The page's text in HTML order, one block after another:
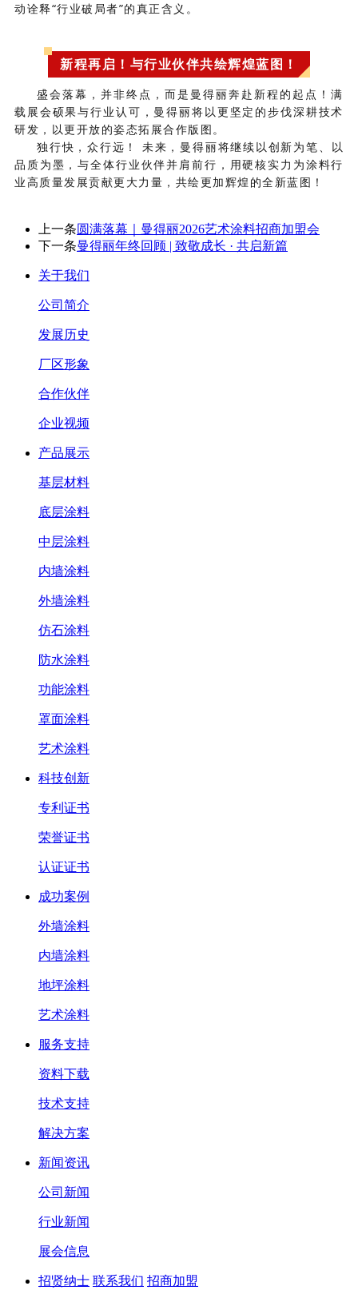
动诠释“行业破局者”的真正含义。
新程再启！与行业伙伴共绘辉煌蓝图！
盛会落幕，并非终点，而是曼得丽奔赴新程的起点！满
载展会硕果与行业认可，曼得丽将以更坚定的步伐深耕技术
研发，以更开放的姿态拓展合作版图。
独行快，众行远！ 未来，曼得丽将继续以创新为笔、以
品质为墨，与全体行业伙伴并肩前行，用硬核实力为涂料行
业高质量发展贡献更大力量，共绘更加辉煌的全新蓝图！
上一条圆满落幕｜曼得丽2026艺术涂料招商加盟会
下一条曼得丽年终回顾 | 致敬成长 · 共启新篇
关于我们
公司简介
发展历史
厂区形象
合作伙伴
企业视频
产品展示
基层材料
底层涂料
中层涂料
内墙涂料
外墙涂料
仿石涂料
防水涂料
功能涂料
罩面涂料
艺术涂料
科技创新
专利证书
荣誉证书
认证证书
成功案例
外墙涂料
内墙涂料
地坪涂料
艺术涂料
服务支持
资料下载
技术支持
解决方案
新闻资讯
公司新闻
行业新闻
展会信息
招贤纳士 联系我们 招商加盟